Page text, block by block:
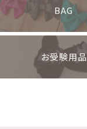
BAG
お受験用品